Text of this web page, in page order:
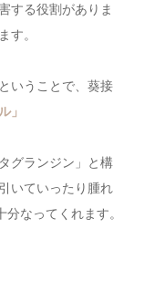
する役割がありま
す。
いうことで、葵接
」
グランジン」と構
いていったり腫れ
なってくれます。